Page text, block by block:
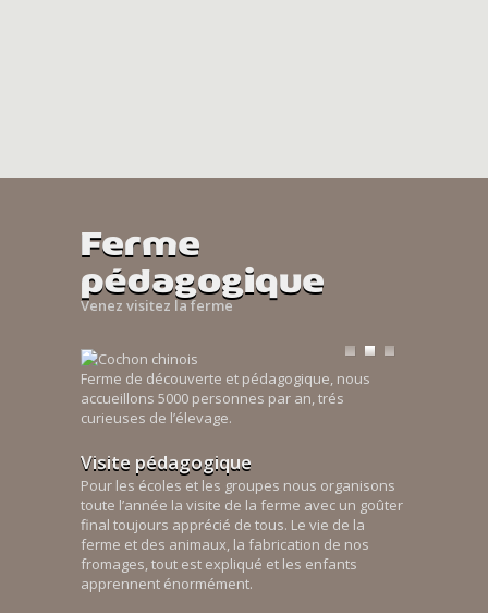
Ferme
pédagogique
Venez visitez la ferme
Ferme de découverte et pédagogique, nous
accueillons 5000 personnes par an, trés
curieuses de l’élevage.
Visite pédagogique
Pour les écoles et les groupes nous organisons
toute l’année la visite de la ferme avec un goûter
final toujours apprécié de tous. Le vie de la
ferme et des animaux, la fabrication de nos
fromages, tout est expliqué et les enfants
apprennent énormément.